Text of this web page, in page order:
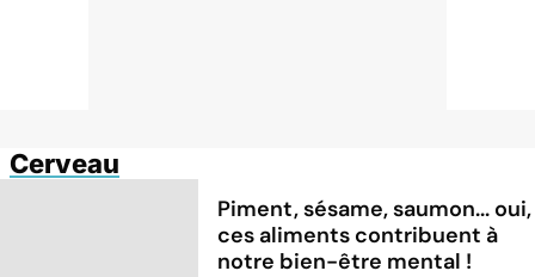
Cerveau
Piment, sésame, saumon... oui,
ces aliments contribuent à
notre bien-être mental !